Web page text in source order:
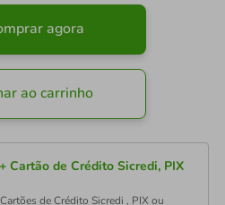
agora
ao carrinho
Cartão de Crédito Sicredi, PIX
de Crédito Sicredi , PIX ou